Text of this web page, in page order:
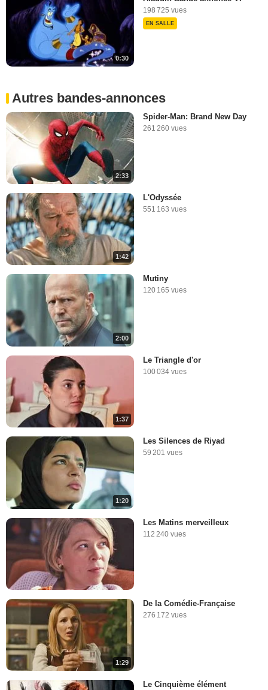
0:30
198 725 vues
EN SALLE
Autres bandes-annonces
2:33
Spider-Man: Brand New Day
261 260 vues
1:42
L'Odyssée
551 163 vues
2:00
Mutiny
120 165 vues
1:37
Le Triangle d'or
100 034 vues
1:20
Les Silences de Riyad
59 201 vues
Les Matins merveilleux
112 240 vues
1:29
De la Comédie-Française
276 172 vues
Le Cinquième élément